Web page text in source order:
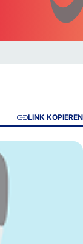
LINK KOPIEREN